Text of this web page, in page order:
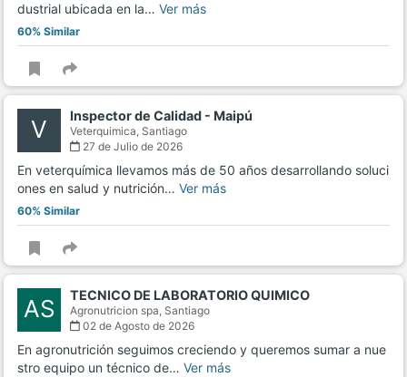
dustrial ubicada en la… Ver más
60% Similar
V Inspector de Calidad - Maipú
Veterquimica, Santiago
27 de Julio de 2026
En veterquímica llevamos más de 50 años desarrollando soluci
ones en salud y nutrición… Ver más
60% Similar
AS TECNICO DE LABORATORIO QUIMICO
Agronutricion spa, Santiago
02 de Agosto de 2026
En agronutrición seguimos creciendo y queremos sumar a nue
stro equipo un técnico de… Ver más